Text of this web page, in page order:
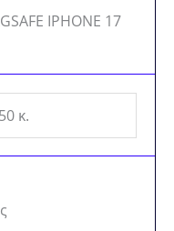
IPHONE 17
κ.